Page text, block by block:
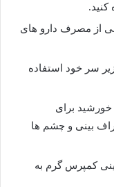
از مصرف دارو های
سر خود استفاده
برای
بینی و چشم ها
کمپرس گرم به